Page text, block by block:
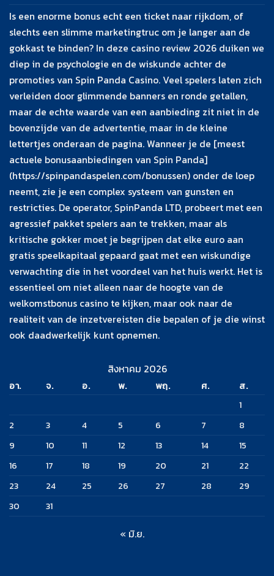
Is een enorme bonus echt een ticket naar rijkdom, of
slechts een slimme marketingtruc om je langer aan de
gokkast te binden? In deze casino review 2026 duiken we
diep in de psychologie en de wiskunde achter de
promoties van Spin Panda Casino. Veel spelers laten zich
verleiden door glimmende banners en ronde getallen,
maar de echte waarde van een aanbieding zit niet in de
bovenzijde van de advertentie, maar in de kleine
lettertjes onderaan de pagina. Wanneer je de [meest
actuele bonusaanbiedingen van Spin Panda]
(https://spinpandaspelen.com/bonussen) onder de loep
neemt, zie je een complex systeem van gunsten en
restricties. De operator, SpinPanda LTD, probeert met een
agressief pakket spelers aan te trekken, maar als
kritische gokker moet je begrijpen dat elke euro aan
gratis speelkapitaal gepaard gaat met een wiskundige
verwachting die in het voordeel van het huis werkt. Het is
essentieel om niet alleen naar de hoogte van de
welkomstbonus casino te kijken, maar ook naar de
realiteit van de inzetvereisten die bepalen of je die winst
ook daadwerkelijk kunt opnemen.
สิงหาคม 2026
อา. จ. อ. พ. พฤ. ศ.
ส.
1
2
3 4 5 6 7
8
9
10 11 12 13 14
15
16
17 18 19 20 21
22
23
24 25 26 27 28
29
30
31
« มิ.ย.